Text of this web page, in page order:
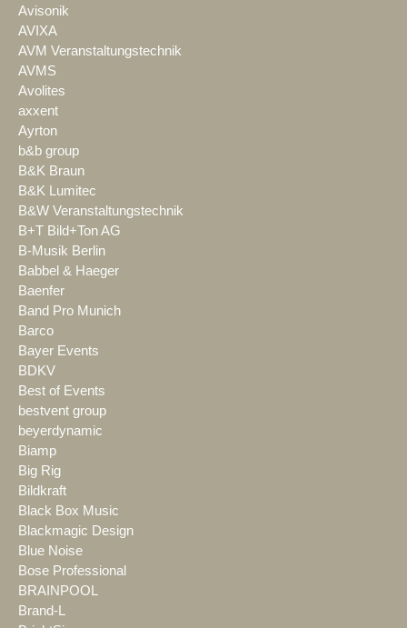
Avisonik
AVIXA
AVM Veranstaltungstechnik
AVMS
Avolites
axxent
Ayrton
b&b group
B&K Braun
B&K Lumitec
B&W Veranstaltungstechnik
B+T Bild+Ton AG
B-Musik Berlin
Babbel & Haeger
Baenfer
Band Pro Munich
Barco
Bayer Events
BDKV
Best of Events
bestvent group
beyerdynamic
Biamp
Big Rig
Bildkraft
Black Box Music
Blackmagic Design
Blue Noise
Bose Professional
BRAINPOOL
Brand-L